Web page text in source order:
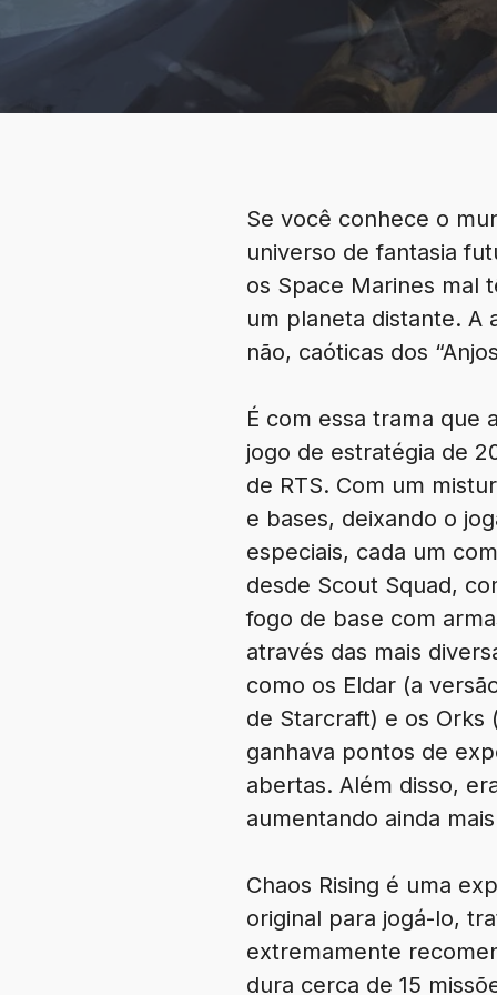
Se você conhece o
universo de fantasia
os Space Marines mal
um planeta distante. A
não, caóticas dos
É com essa trama que
jogo de estratégia de
de RTS. Com um
e bases, deixando o
especiais, cada um
desde Scout Squad,
fogo de base com
através das mais
como os Eldar (a
de Starcraft) e os Orks
ganhava pontos de
abertas. Além disso,
aumentando ainda
Chaos Rising é uma
original para jogá-lo,
extremamente
dura cerca de 15